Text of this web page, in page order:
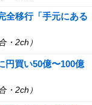
全移行「手元にある
・2ch）
円買い50億〜100億
・2ch）